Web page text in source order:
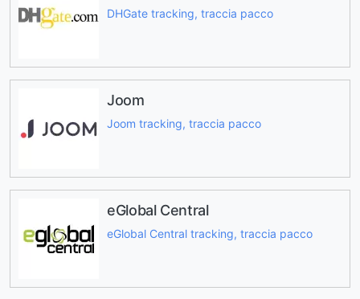
DHGate tracking, traccia pacco
Joom
Joom tracking, traccia pacco
eGlobal Central
eGlobal Central tracking, traccia pacco